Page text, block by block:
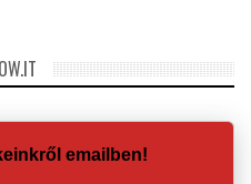
emailben!